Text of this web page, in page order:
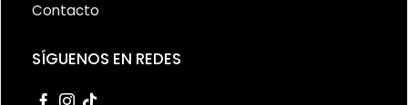
Contacto
SÍGUENOS EN REDES